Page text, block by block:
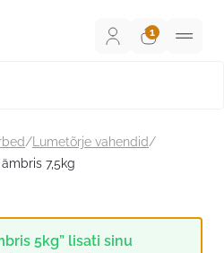
/ Lumetõrje vahendid/
7,5kg
5kg” lisati sinu